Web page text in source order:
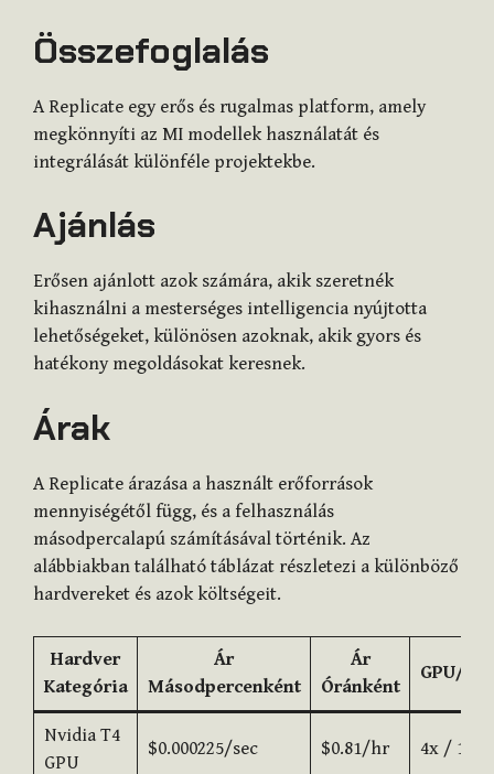
Összefoglalás
A Replicate egy erős és rugalmas platform, amely
megkönnyíti az MI modellek használatát és
integrálását különféle projektekbe.
Ajánlás
Erősen ajánlott azok számára, akik szeretnék
kihasználni a mesterséges intelligencia nyújtotta
lehetőségeket, különösen azoknak, akik gyors és
hatékony megoldásokat keresnek.
Árak
A Replicate árazása a használt erőforrások
mennyiségétől függ, és a felhasználás
másodpercalapú számításával történik. Az
alábbiakban található táblázat részletezi a különböző
hardvereket és azok költségeit.
Hardver
Kategória
Ár
Másodpercenként
Ár
Óránként
GPU/
Nvidia T4
GPU
$0.000225/sec $0.81/hr 4x /